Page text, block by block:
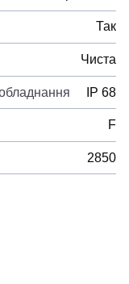
Так
Чиста
IP 68
F
2850